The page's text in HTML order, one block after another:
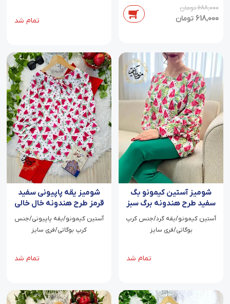
688,000تومان
618,000 تومان تمام شد
شومیز آستین کیمونو بگ
سفید طرح هندونه برگ سبز
آذرین
آستین کیمونو/یقه گرد/جنس کرپ
بوگاتی/فری سایز
تمام شد
شومیز یقه پاپیونی سفید
قرمز طرح هندونه خال خالی
آستین کیمونو/یقه پاپیونی/جنس
کرپ بوگاتی/فری سایز
تمام شد